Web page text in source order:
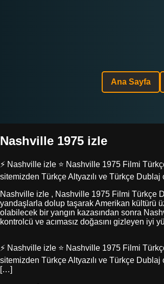
Ana Sayfa
Nashville 1975 izle
⚡ Nashville izle ⭐ Nashville 1975 Filmi
sitemizden Türkçe Altyazılı ve Türkçe Dublaj
Nashville izle , Nashville 1975 Filmi Türkçe
yandaşlarla dolup taşarak Amerikan kültürü
olabilecek bir yangın kazasından sonra
kontrolcü ve acımasız doğasını gizleyen iyi
⚡ Nashville izle ⭐ Nashville 1975 Filmi
sitemizden Türkçe Altyazılı ve Türkçe
[…]